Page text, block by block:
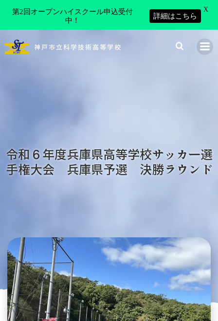
ン
神戸市立科学技術高等学校
令和６年度兵庫県高等学校サッカー選
手権大会 兵庫県予選 決勝ラウンド
第2回オープンハイスクール申込受付
中！
詳細はこちら
X